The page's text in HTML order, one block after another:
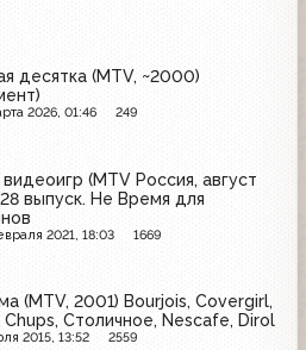
десятка (MTV, ~2000)
2026, 01:46 249
(MTV Россия, август
выпуск. Не Время для
2021, 18:03 1669
(MTV, 2001) Bourjois, Covergirl,
Chups, Столичное, Nescafe, Dirol
2015, 13:52 2559